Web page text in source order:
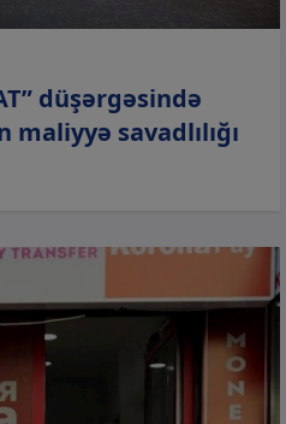
düşərgəsində
maliyyə savadlılığı